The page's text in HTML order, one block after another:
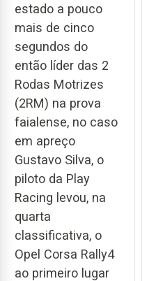
estado a pouco
mais de cinco
segundos do
então líder das 2
Rodas Motrizes
(2RM) na prova
faialense, no caso
em apreço
Gustavo Silva, o
piloto da Play
Racing levou, na
quarta
classificativa, o
Opel Corsa Rally4
ao primeiro lugar